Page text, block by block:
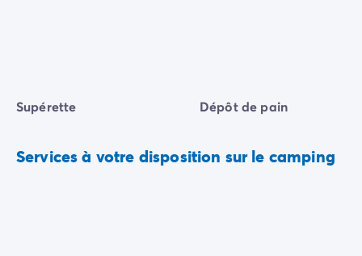
Supérette Dépôt de pain
Services à votre disposition sur le camping